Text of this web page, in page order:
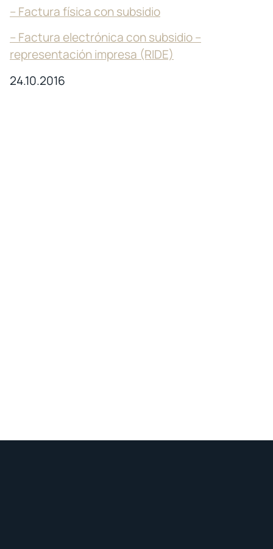
– Factura física con subsidio
– Factura electrónica con subsidio –
representación impresa (RIDE)
24.10.2016